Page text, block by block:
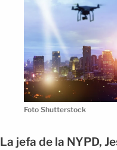
Foto Shutterstock
La jefa de la NYPD,